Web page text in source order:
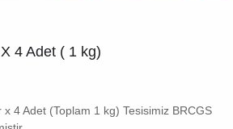
4 Adet ( 1 kg)
x 4 Adet (Toplam 1 kg) Tesisimiz BRCGS